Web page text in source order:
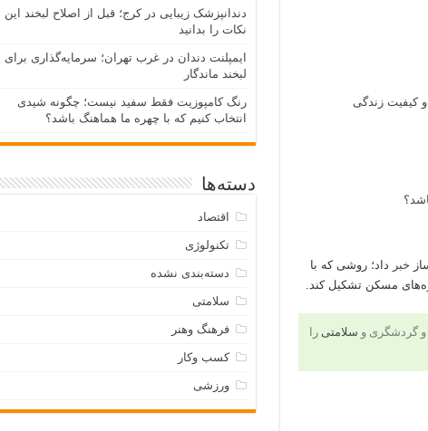
و کیفیت زندگی
خبر داد؛ روشی که با
مسکن تشکیل کند.
و گردشگری و سلامتی را
دندانپزشک زیبایی در کرج؛ قبل از اصلاح لبخند این
نکات را بدانید
ایمپلنت دندان در غرب تهران؛ سرمایه‌گذاری
لبخند ماندگار
رنگ کامپوزیت فقط سفید نیست؛ چگونه شیدی
انتخاب کنیم که با چهره ما هماهنگ باشد؟
دسته‌ها
اقتصاد
تکنولوژی
دسته‌بندی نشده
سلامتی
فرهنگ وهنر
کسب وکار
ورزشی